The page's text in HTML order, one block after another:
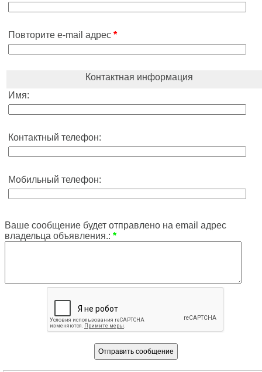
Повторите e-mail адрес *
Контактная информация
Имя:
Контактный телефон:
Мобильный телефон:
Ваше сообщение будет отправлено на email адрес
владельца объявления.: *